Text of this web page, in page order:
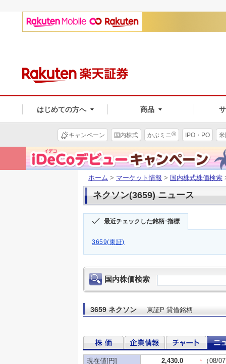
はじめての方へ 商品
キャンペーン 国内株式 かぶミニ® IPO・PO
ホーム > マーケット情報 > 国内株式株価検索
ネクソン(3659) ニュース
最近チェックした銘柄･指標
3659(東証)